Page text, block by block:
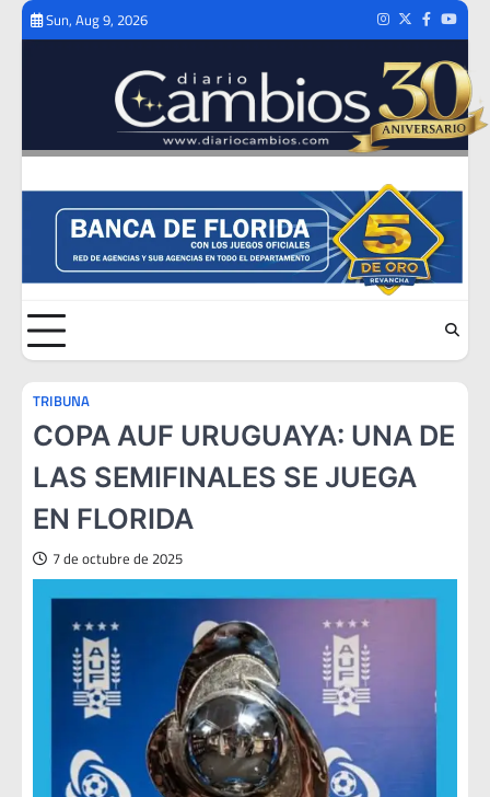
Skip
Sun, Aug 9, 2026 Instagram
TwitterFacebook
TRIBUNA
COPA AUF URUGUAYA: UNA DE
LAS SEMIFINALES SE JUEGA
EN FLORIDA
7 de octubre de 2025